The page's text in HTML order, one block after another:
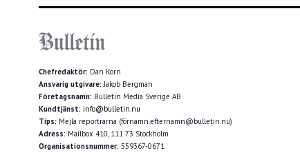
Chefredaktör: Dan Korn
Ansvarig utgivare: Jakob Bergman
Företagsnamn: Bulletin Media Sverige AB
Kundtjänst: info@bulletin.nu
Tips: Mejla reportrarna (förnamn.efternamn@bulletin.nu)
Adress: Mailbox 410, 111 73 Stockholm
Organisationsnummer: 559367-0671